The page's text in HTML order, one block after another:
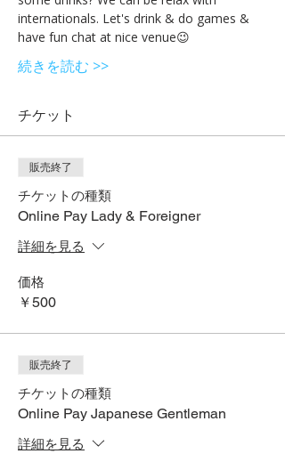
internationals. Let's drink & do games &
have fun chat at nice venue😉
続きを読む >>
チケット
販売終了
チケットの種類
Online Pay Lady & Foreigner
詳細を見る
価格
￥500
販売終了
チケットの種類
Online Pay Japanese Gentleman
詳細を見る